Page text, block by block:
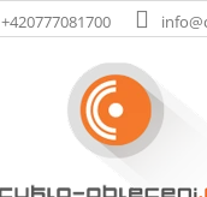
+420777081700